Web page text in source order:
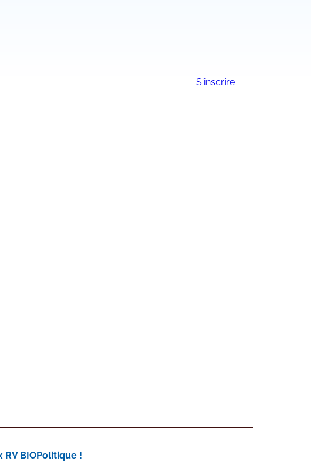
S'inscrire
RV BIOPolitique !